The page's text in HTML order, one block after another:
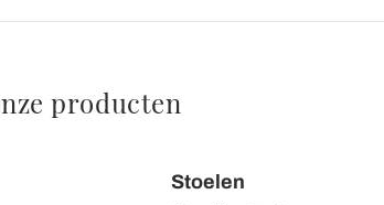
producten
Stoelen